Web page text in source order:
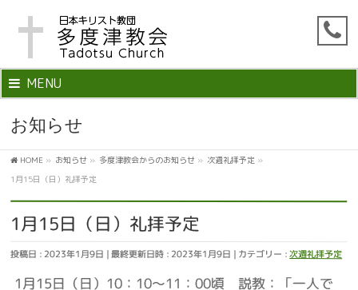
MENU
お知らせ
HOME » お知らせ » 多度津教会からのお知らせ » 次週礼拝予定 »
1月15日（日）礼拝予定
1月15日（日）礼拝予定
投稿日 : 2023年1月9日 最終更新日時 : 2023年1月9日 カテゴリー :次週礼拝予定
1月15日（日）10：10～11：00頃 説教：「一人で